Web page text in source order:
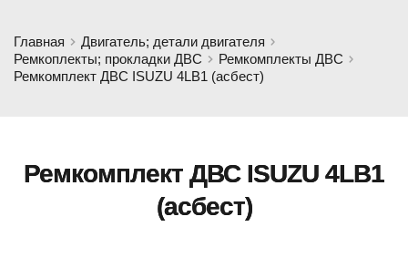
Главная
Двигатель; детали двигателя
Ремкоплекты; прокладки ДВС
Ремкомплекты ДВС
Ремкомплект ДВС ISUZU 4LB1 (асбест)
Ремкомплект ДВС ISUZU 4LB1
(асбест)